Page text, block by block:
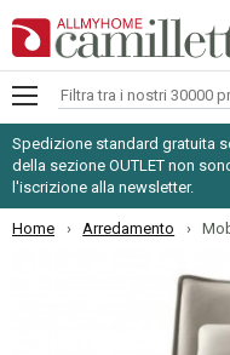
Spedizione standard gratuita
della sezione OUTLET non
l'iscrizione alla newsletter.
Home Arredamento